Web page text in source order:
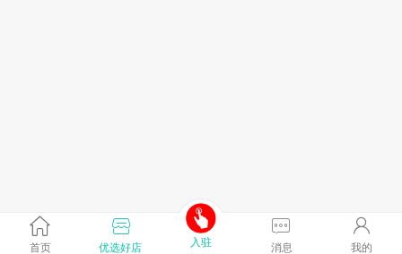
首页 优选好店 入驻 消息 我的